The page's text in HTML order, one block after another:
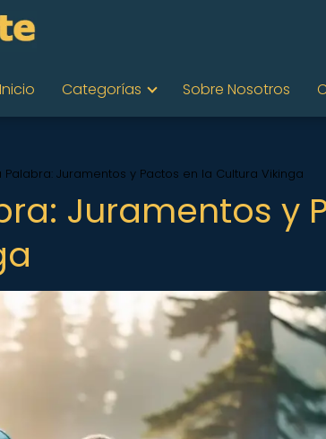
Inicio Categorías Sobre Nosotros
Palabra: Juramentos y Pactos en la Cultura Vikinga
Juramentos y